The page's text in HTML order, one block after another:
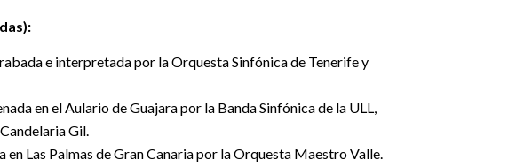
e interpretada por la Orquesta Sinfónica de Tenerife y
en el Aulario de Guajara por la Banda Sinfónica de la ULL,
Gil.
en Las Palmas de Gran Canaria por la Orquesta Maestro Valle.